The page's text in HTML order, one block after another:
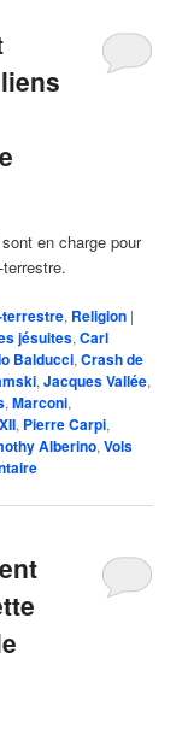
en charge pour
terrestre, Religion |
jésuites,Carl
Balducci,Crash de
,Jacques Vallée,
,Marconi,
, Pierre Carpi,
Alberino,Vols